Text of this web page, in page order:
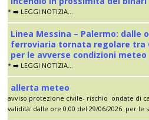
* ➡️ LEGGI NOTIZIA...
Linea Messina – Palermo: dalle
ferroviaria tornata regolare tra
per le avverse condizioni meteo
* ➡️ LEGGI NOTIZIA...
allerta meteo
avviso protezione civile- rischio ondate di
validità' dalle ore 0.00 del 29/06/2026 per le